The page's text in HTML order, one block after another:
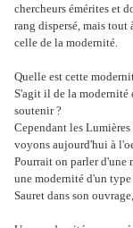
chercheurs émérites et
rang dispersé, mais tout
celle de la modernité.
Quelle est cette
S'agit il de la modernité
soutenir ?
Cependant les
voyons aujourd'hui à
Pourrait on parler d'une
une modernité d'un
Sauret dans son ouvrage,